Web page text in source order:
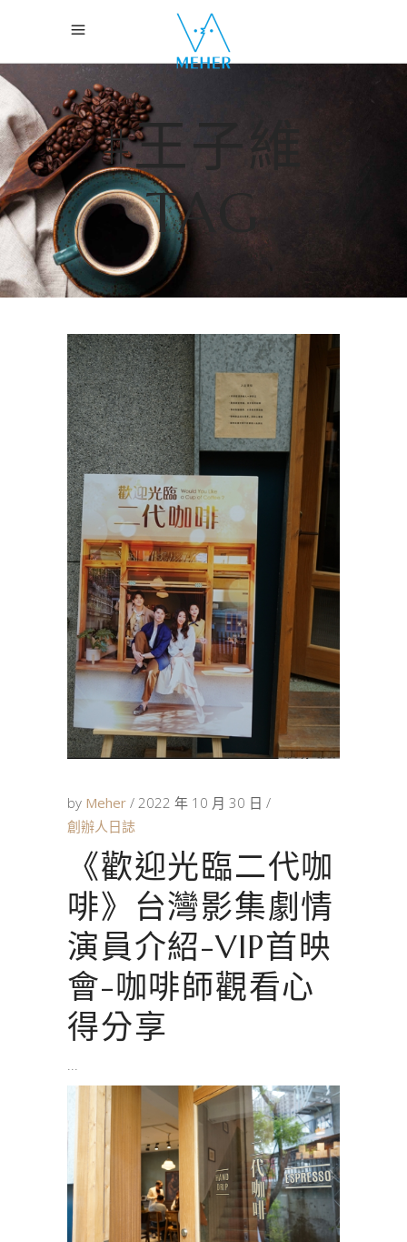
#王子維
TAG
by Meher
2022 年 10 月 30 日
創辦人日誌
《歡迎光臨二代咖
啡》台灣影集劇情
演員介紹-VIP首映
會-咖啡師觀看心
得分享